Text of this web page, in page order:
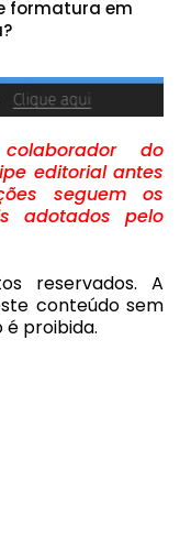
formatura em
do
editorial antes
seguem os
adotados pelo
reservados. A
conteúdo sem
proibida.